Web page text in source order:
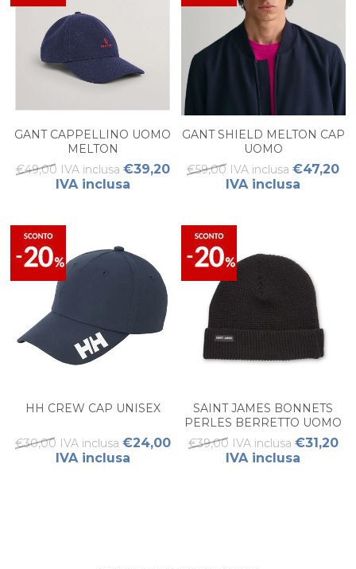
GANT CAPPELLINO UOMO
MELTON
€49,00 IVA inclusa €39,20
IVA inclusa
GANT SHIELD MELTON CAP
UOMO
€59,00 IVA inclusa €47,20
IVA inclusa
HH CREW CAP UNISEX
€30,00 IVA inclusa €24,00
IVA inclusa
SAINT JAMES BONNETS
PERLES BERRETTO UOMO
€39,00 IVA inclusa €31,20
IVA inclusa